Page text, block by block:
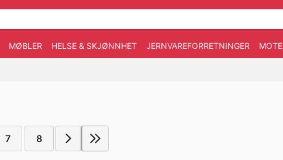
MØBLER HELSE & SKJØNNHET JERNVAREFORRETNINGER MOTE
7 8